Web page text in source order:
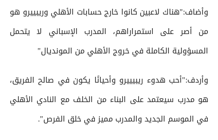
وأضاف:"هناك لاعبين كانوا خارج حسابات الأهلي وريبييرو هو
من أصر على استمراراهم، المدرب الإسباني لا يتحمل
المسؤولية الكاملة في خروج الأهلي من المونديال"
وأردف:"أحب هدوء ريبيييرو وأحيانًا يكون في صالح الفريق،
هو مدرب سيعتمد على البناء من الخلف مع النادي الأهلي
في الموسم الجديد والمدرب مميز في خلق الفرص".